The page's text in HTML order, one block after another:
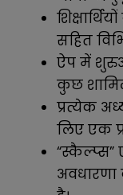
सहित
ऐप में
कुछ
प्रत्येक
लिए एक